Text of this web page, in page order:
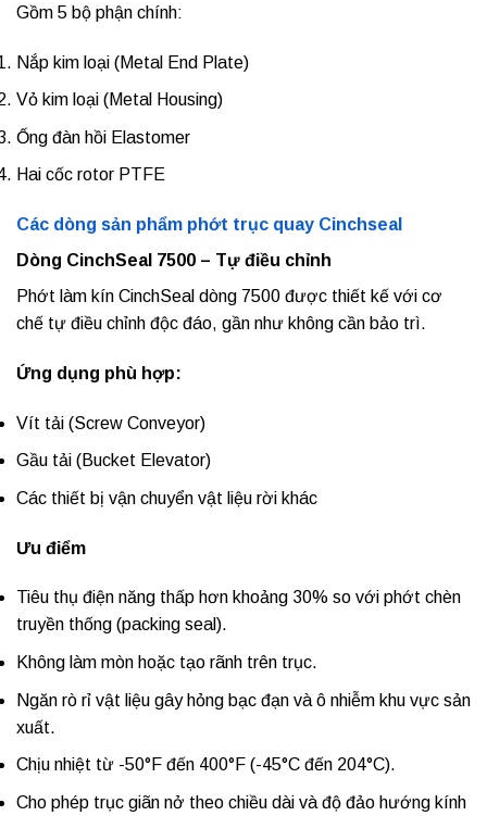
Gồm 5 bộ phận chính:
Nắp kim loại (Metal End Plate)
Vỏ kim loại (Metal Housing)
Ống đàn hồi Elastomer
Hai cốc rotor PTFE
Các dòng sản phẩm phớt trục quay Cinchseal
Dòng CinchSeal 7500 – Tự điều chỉnh
Phớt làm kín CinchSeal dòng 7500 được thiết kế với cơ
chế tự điều chỉnh độc đáo, gần như không cần bảo trì.
Ứng dụng phù hợp:
Vít tải (Screw Conveyor)
Gầu tải (Bucket Elevator)
Các thiết bị vận chuyển vật liệu rời khác
Ưu điểm
Tiêu thụ điện năng thấp hơn khoảng 30% so với phớt chèn
truyền thống (packing seal).
Không làm mòn hoặc tạo rãnh trên trục.
Ngăn rò rỉ vật liệu gây hỏng bạc đạn và ô nhiễm khu vực sản
xuất.
Chịu nhiệt từ -50°F đến 400°F (-45°C đến 204°C).
Cho phép trục giãn nở theo chiều dài và độ đảo hướng kính